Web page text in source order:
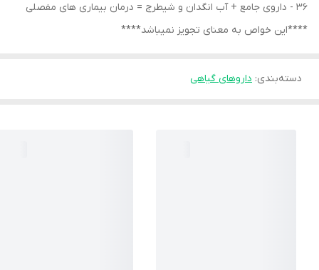
36 - داروی جامع + آب انگدان و شیطرج = درمان بیماری های مفصلی
****این خواص به معنای تجویز نمیباشد****
دسته‌بندی: داروهای گیاهی